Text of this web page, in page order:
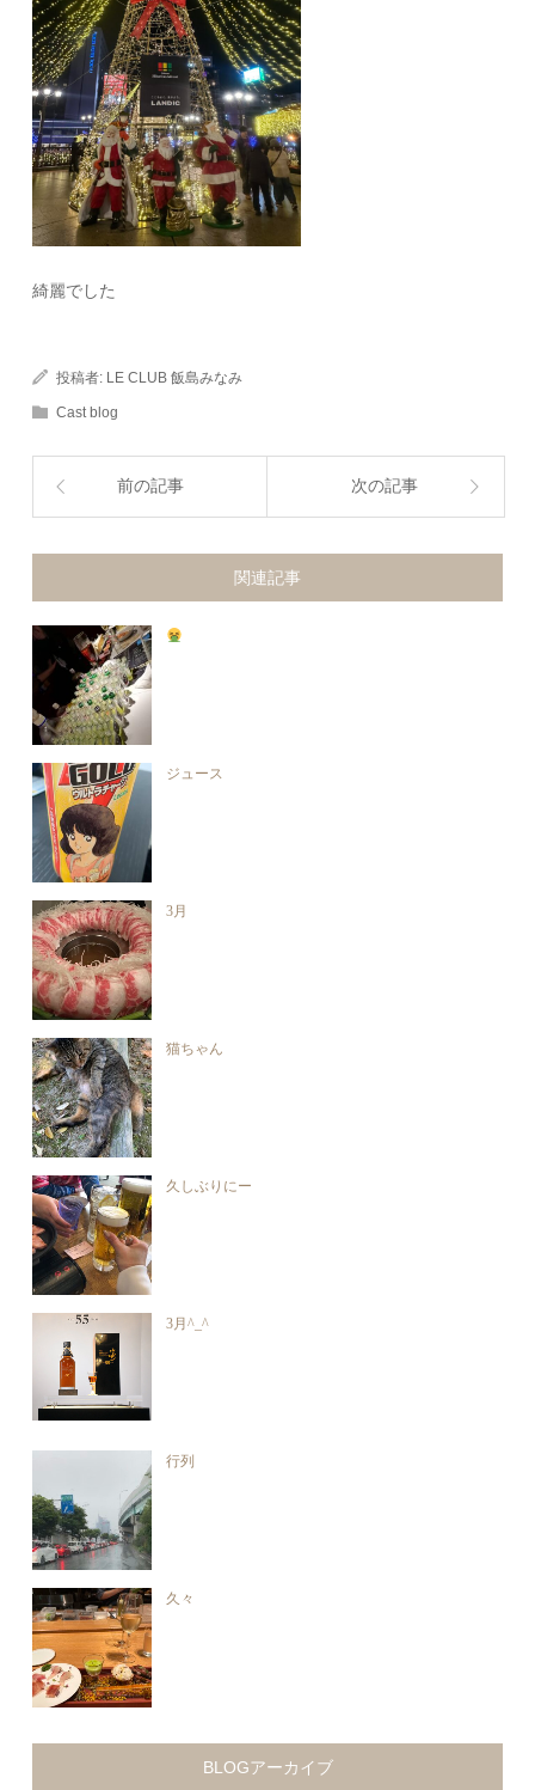
綺麗でした
投稿者: LE CLUB 飯島みなみ
Cast blog
前の記事 次の記事
関連記事
ジュース
3月
猫ちゃん
久しぶりにー
3月^_^
行列
久々
BLOGアーカイブ